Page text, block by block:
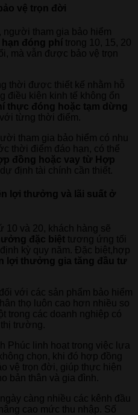
vệ trọn đời
, người tham gia bảo hiểm
đóng phí trong 10, 15, 20
mà vẫn được bảo vệ trọn
thời được thiết kế nhằm hỗ
điều kiện kinh tế không ổn
thực đóng hoặc tạm dừng
từng thời điểm.
tham gia bảo hiểm có nhu
thời điểm đáo hạn, có thể
đồng
hoặc vay từ Hợp
định tài chính cần thiết.
lợi thưởng và lãi suất ở
10 và 20, khách hàng sẽ
đặc biệt tương ứng tối
kỳ quy năm. Đặc biệt,hợp
lợi thưởng gia tăng đầu tư
với các sản phẩm bảo hiểm
thọ luôn cao hơn nhiều so
trong các doanh nghiệp có
thị trường.
Phúc linh hoạt trong việc lựa
chọn, khi đó hợp đồng
vệ trọn đời, giúp thực hiện
bản thân và gia đình.
càng nhiều các kênh đầu
cao mức thu nhập. Số